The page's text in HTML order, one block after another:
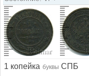
1 копейка буквы СПБ